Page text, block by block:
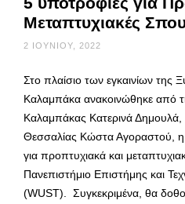
Μεταπτυχιακές
2 ΙΟΥΝΊΟΥ, 2022
Στο πλαίσιο των εγκαινίων της
Καλαμπάκα ανακοινώθηκε από
Καλαμπάκας Κατερινά Δημουλά,
Θεσσαλίας Κώστα Αγοραστού,
για προπτυχιακά και
Πανεπιστήμιο Επιστήμης και
(WUST). Συγκεκριμένα, θα